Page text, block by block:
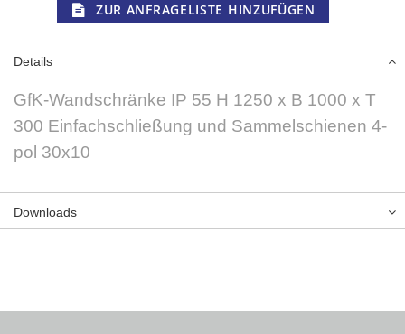
ZUR ANFRAGELISTE HINZUFÜGEN
Details
GfK-Wandschränke IP 55 H 1250 x B 1000 x T
300 Einfachschließung und Sammelschienen 4-
pol 30x10
Downloads